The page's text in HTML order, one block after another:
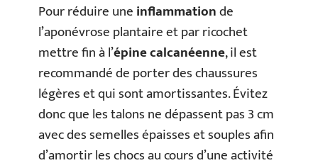
Pour réduire uneinflammationde
l’aponévrose plantaire et par ricochet
mettre fin à l’épine calcanéenne, il est
recommandé de porter des chaussures
légères et qui sont amortissantes. Évitez
donc que les talons ne dépassent pas 3 cm
avec des semelles épaisses et souples afin
d’amortir les chocs au cours d’une activité